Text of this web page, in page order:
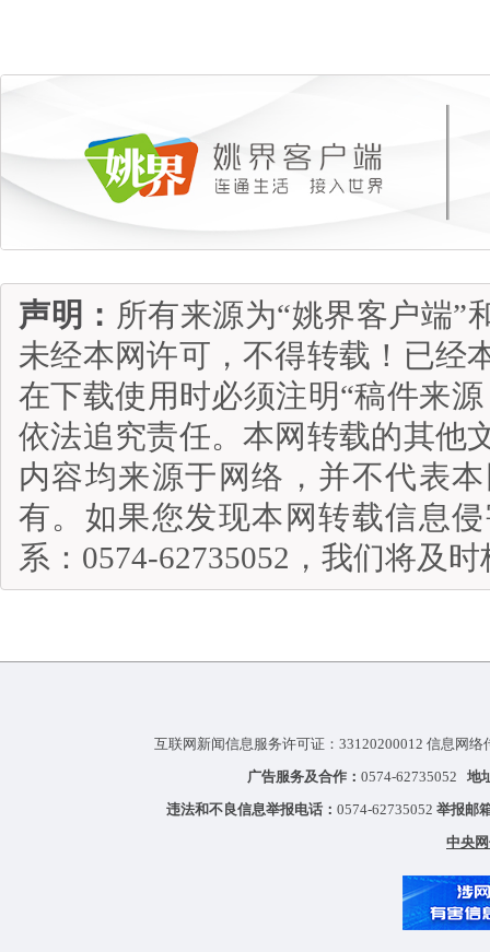
声明： 所有来源为“姚界客户端”
未经本网许可，不得转载！已经
在下载使用时必须注明“稿件来
依法追究责任。本网转载的其他
内容均来源于网络，并不代表
有。如果您发现本网转载信息
系：0574-62735052，我们将及
互联网新闻信息服务许可证：33120200012 信息网
广告服务及合作： 0574-62735052 地
违法和不良信息举报电话： 0574-62735052 举报邮
中央